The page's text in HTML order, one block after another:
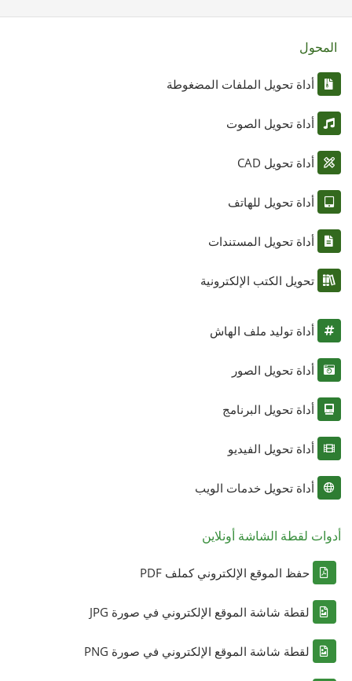
المحول
أداة تحويل الملفات المضغوطة
أداة تحويل الصوت
أداة تحويل CAD
أداة تحويل للهاتف
أداة تحويل المستندات
تحويل الكتب الإلكترونية
أداة توليد ملف الهاش
أداة تحويل الصور
أداة تحويل البرنامج
أداة تحويل الفيديو
أداة تحويل خدمات الويب
أدوات لقطة الشاشة أونلاين
حفظ الموقع الإلكتروني كملف PDF
لقطة شاشة الموقع الإلكتروني في صورة JPG
لقطة شاشة الموقع الإلكتروني في صورة PNG